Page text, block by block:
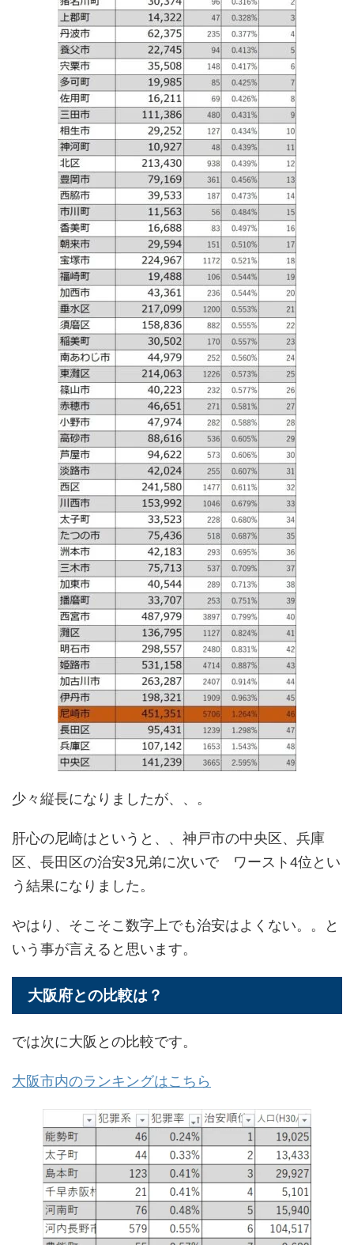
少々縦長になりましたが、、。
肝心の尼崎はというと、、神戸市の中央区、兵庫
区、長田区の治安3兄弟に次いで ワースト4位とい
う結果になりました。
やはり、そこそこ数字上でも治安はよくない。。と
いう事が言えると思います。
大阪府との比較は？
では次に大阪との比較です。
大阪市内のランキングはこちら